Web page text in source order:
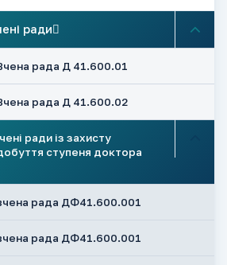
ради
рада Д 41.600.01
рада Д 41.600.02
ради із захисту
ступеня доктора
рада ДФ41.600.001
рада ДФ41.600.001